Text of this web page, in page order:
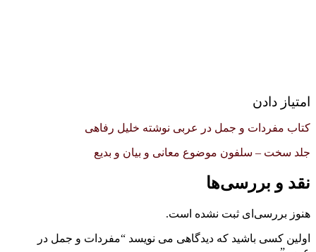
امتیاز دادن
کتاب مفردات و جمل در عربی نوشته خلیل رفاهی
جلد سخت – سلفون موضوع معانی و بیان و بدیع
نقد و بررسی‌ها
هنوز بررسی‌ای ثبت نشده است.
اولین کسی باشید که دیدگاهی می نویسد “مفردات و جمل در